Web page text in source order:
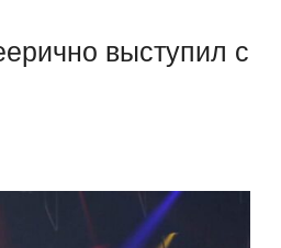
выступил с